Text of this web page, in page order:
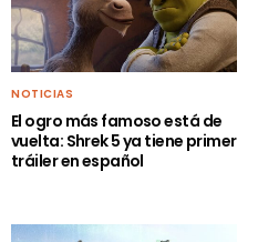
NOTICIAS
El ogro más famoso está de
vuelta: Shrek 5 ya tiene primer
tráiler en español